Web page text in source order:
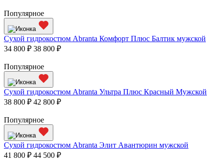
Популярное
Сухой гидрокостюм Abranta Комфорт Плюс Балтик мужской
34 800 ₽ 38 800 ₽
Популярное
Сухой гидрокостюм Abranta Ультра Плюс Красный Мужской
38 800 ₽ 42 800 ₽
Популярное
Сухой гидрокостюм Abranta Элит Авантюрин мужской
41 800 ₽ 44 500 ₽